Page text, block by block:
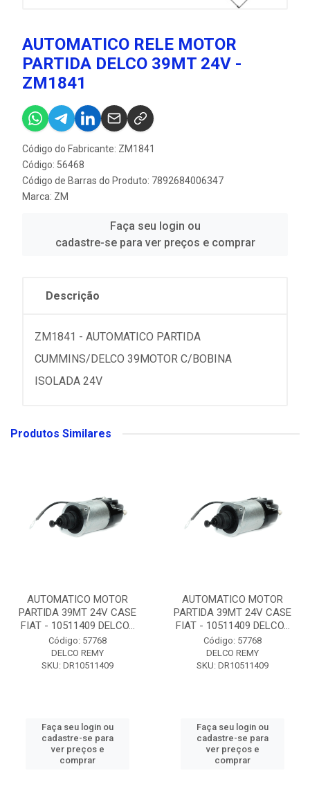
AUTOMATICO RELE MOTOR
PARTIDA DELCO 39MT 24V -
ZM1841
Código do Fabricante: ZM1841
Código: 56468
Código de Barras do Produto: 7892684006347
Marca: ZM
Faça seu login ou
cadastre-se para ver preços e comprar
Descrição
ZM1841 - AUTOMATICO PARTIDA
CUMMINS/DELCO 39MOTOR C/BOBINA
ISOLADA 24V
Produtos Similares
AUTOMATICO MOTOR
PARTIDA 39MT 24V CASE
FIAT - 10511409 DELCO...
Código: 57768
DELCO REMY
SKU: DR10511409
Faça seu login ou
cadastre-se para
ver preços e
comprar
AUTOMATICO MOTOR
PARTIDA 39MT 24V CASE
FIAT - 10511409 DELCO...
Código: 57768
DELCO REMY
SKU: DR10511409
Faça seu login ou
cadastre-se para
ver preços e
comprar